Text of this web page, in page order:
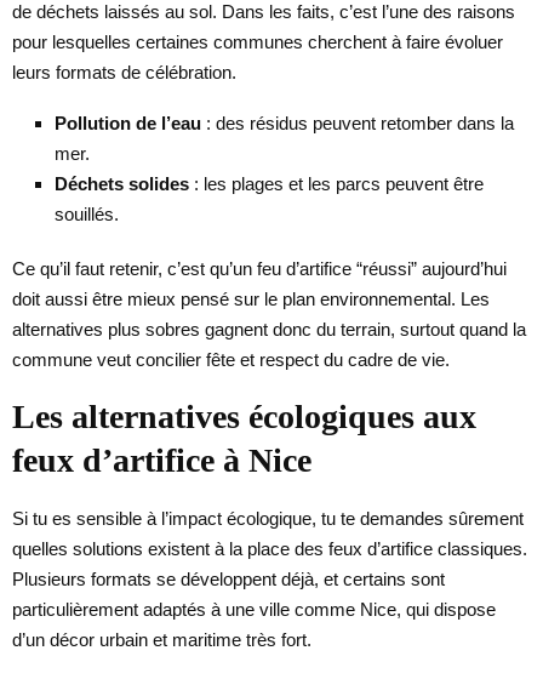
de déchets laissés au sol. Dans les faits, c’est l’une des raisons
pour lesquelles certaines communes cherchent à faire évoluer
leurs formats de célébration.
Pollution de l’eau : des résidus peuvent retomber dans la
mer.
Déchets solides : les plages et les parcs peuvent être
souillés.
Ce qu’il faut retenir, c’est qu’un feu d’artifice “réussi” aujourd’hui
doit aussi être mieux pensé sur le plan environnemental. Les
alternatives plus sobres gagnent donc du terrain, surtout quand la
commune veut concilier fête et respect du cadre de vie.
Les alternatives écologiques aux
feux d’artifice à Nice
Si tu es sensible à l’impact écologique, tu te demandes sûrement
quelles solutions existent à la place des feux d’artifice classiques.
Plusieurs formats se développent déjà, et certains sont
particulièrement adaptés à une ville comme Nice, qui dispose
d’un décor urbain et maritime très fort.